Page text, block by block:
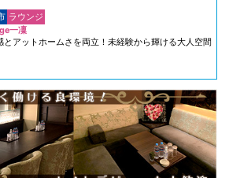
ラウンジ
一凜
とアットホームさを両立！未経験から輝ける大人空間